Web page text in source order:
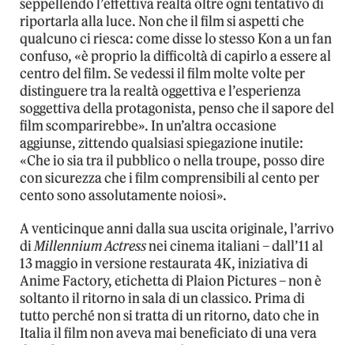
seppellendo l’effettiva realtà oltre ogni tentativo di
riportarla alla luce. Non che il film si aspetti che
qualcuno ci riesca: come disse lo stesso Kon a un fan
confuso, «è proprio la difficoltà di capirlo a essere al
centro del film. Se vedessi il film molte volte per
distinguere tra la realtà oggettiva e l’esperienza
soggettiva della protagonista, penso che il sapore del
film scomparirebbe». In un’altra occasione
aggiunse, zittendo qualsiasi spiegazione inutile:
«Che io sia tra il pubblico o nella troupe, posso dire
con sicurezza che i film comprensibili al cento per
cento sono assolutamente noiosi».
A venticinque anni dalla sua uscita originale, l’arrivo
diMillennium Actressnei cinema italiani – dall’11 al
13 maggio in versione restaurata 4K, iniziativa di
Anime Factory, etichetta di Plaion Pictures – non è
soltanto il ritorno in sala di un classico. Prima di
tutto perché non si tratta di un ritorno, dato che in
Italia il film non aveva mai beneficiato di una vera